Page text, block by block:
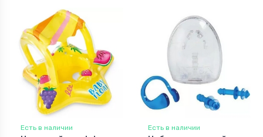
Есть в наличии Есть в наличии